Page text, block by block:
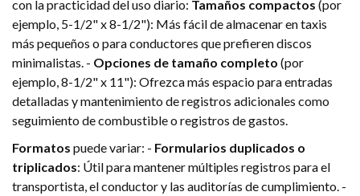
con la practicidad del uso diario: Tamaños compactos (por
ejemplo, 5-1/2" x 8-1/2"): Más fácil de almacenar en taxis
más pequeños o para conductores que prefieren discos
minimalistas. - Opciones de tamaño completo (por
ejemplo, 8-1/2" x 11"): Ofrezca más espacio para entradas
detalladas y mantenimiento de registros adicionales como
seguimiento de combustible o registros de gastos.
Formatos puede variar: - Formularios duplicados o
triplicados: Útil para mantener múltiples registros para el
transportista, el conductor y las auditorías de cumplimiento. -